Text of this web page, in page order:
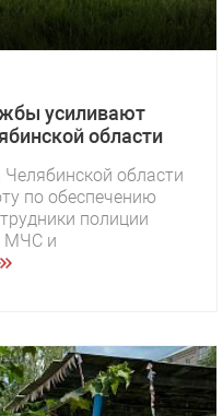
усиливают
области
области
по обеспечению
полиции
МЧС и